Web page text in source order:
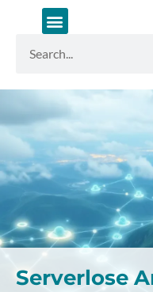
Suche
Serverlose